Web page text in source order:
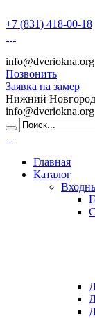
+7 (831) 418-00-18
info@dveriokna.org
Позвонить
Заявка на замер
Нижний Новгород
info@dveriokna.org
Главная
Каталог